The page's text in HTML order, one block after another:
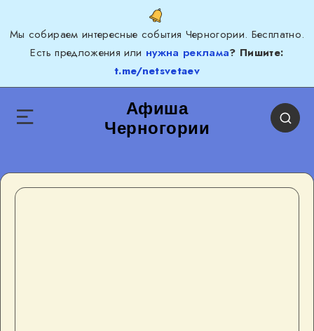
Мы собираем интересные события Черногории. Бесплатно.
Есть предложения или нужна реклама? Пишите:
t.me/netsvetaev
Афиша
Черногории